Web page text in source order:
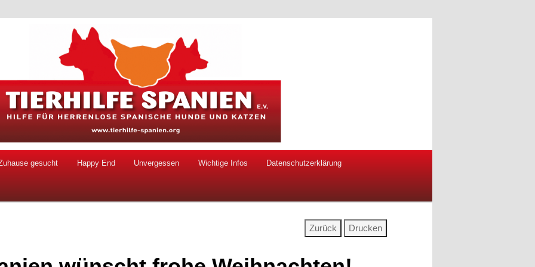
gesucht Happy End Unvergessen Wichtige Infos Datenschutzerklärung